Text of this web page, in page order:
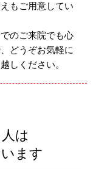
もご用意してい
のご来院でも心
どうぞお気軽に
しください。
は
ます